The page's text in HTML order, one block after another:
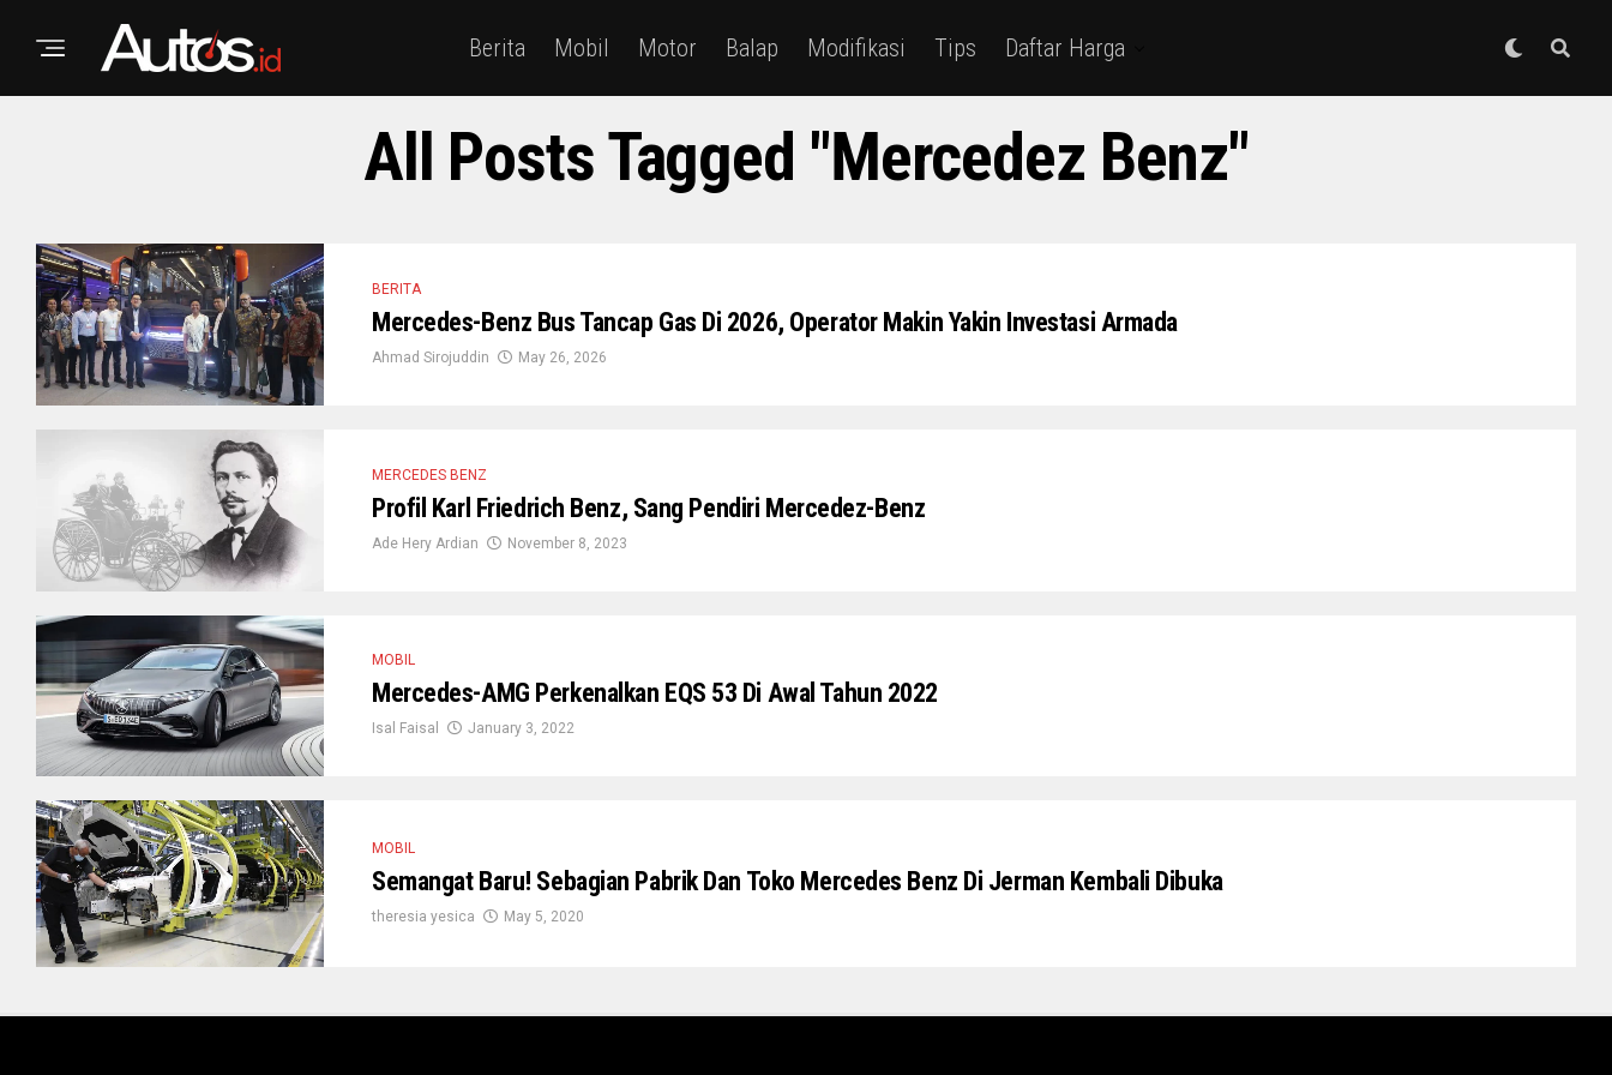
Berita Mobil Motor Balap Modifikasi Tips Daftar Harga
All Posts Tagged "mercedez Benz"
BERITA
Mercedes-Benz Bus Tancap Gas Di 2026, Operator Makin Yakin Investasi Armada
Ahmad Sirojuddin May 26, 2026
MERCEDES BENZ
Profil Karl Friedrich Benz, Sang Pendiri Mercedez-Benz
Ade Hery Ardian November 8, 2023
MOBIL
Mercedes-AMG Perkenalkan EQS 53 Di Awal Tahun 2022
Isal Faisal January 3, 2022
MOBIL
Semangat Baru! Sebagian Pabrik Dan Toko Mercedes Benz Di Jerman Kembali Dibuka
theresia yesica May 5, 2020